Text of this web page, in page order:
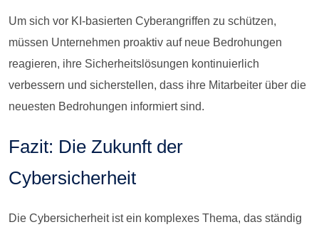
Um sich vor KI-basierten Cyberangriffen zu schützen,
müssen Unternehmen proaktiv auf neue Bedrohungen
reagieren, ihre Sicherheitslösungen kontinuierlich
verbessern und sicherstellen, dass ihre Mitarbeiter über die
neuesten Bedrohungen informiert sind.
Fazit: Die Zukunft der
Cybersicherheit
Die Cybersicherheit ist ein komplexes Thema, das ständig